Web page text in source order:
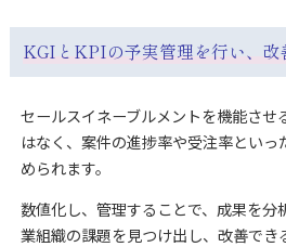
KGI とKPIの予実管理を行い、改
セールスイネーブルメントを機能させ
はなく、案件の進捗率や受注率とい
められます。
数値化し、管理することで、成果を分
業組織の課題を見つけ出し、改善でき